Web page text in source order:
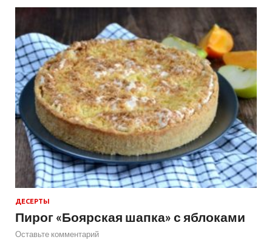
ДЕСЕРТЫ
Пирог «Боярская шапка» с яблоками
Оставьте комментарий